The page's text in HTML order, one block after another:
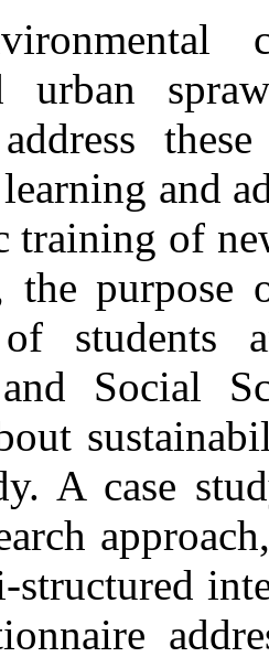
urban
and
training of
the purpose
of
Social
A case
structured